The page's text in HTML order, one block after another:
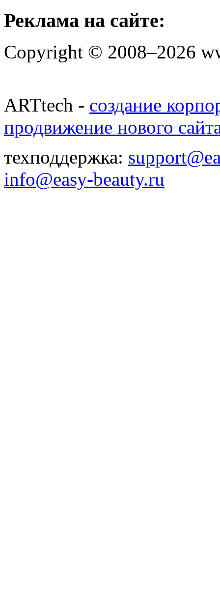
Реклама на сайте:
Copyright © 2008–2026
ARTtech - создание
продвижение нового
техподдержка:
info@easy-beauty.ru